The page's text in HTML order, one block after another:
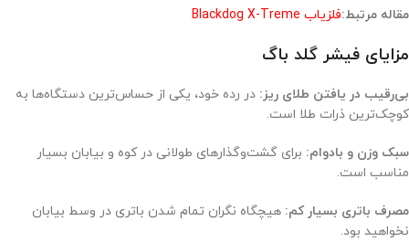
مقاله مرتبط:فلزیاب Blackdog X-Treme
مزایای فیشر گلد باگ
بی‌رقیب در یافتن طلای ریز: در رده خود، یکی از حساس‌ترین دستگاه‌ها به
کوچک‌ترین ذرات طلا است.
سبک وزن و بادوام: برای گشت‌وگذارهای طولانی در کوه و بیابان بسیار
مناسب است.
مصرف باتری بسیار کم: هیچگاه نگران تمام شدن باتری در وسط بیابان
نخواهید بود.